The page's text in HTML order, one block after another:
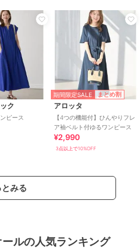
ク
ピース
期間限定SALE まとめ割
アロッタ
【4つの機能付】ひんやりフレ
ア袖ベルト付ゆるワンピース
¥2,990
3点以上で10%OFF
とみる
ルの人気ランキング